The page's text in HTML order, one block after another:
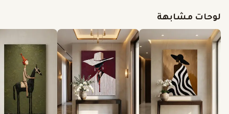
لوحات مشابهة